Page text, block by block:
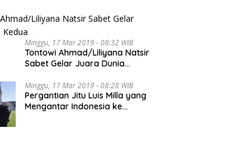
Minggu, 17 Mar 2019 - 08:32 WIB
Tontowi Ahmad/Liliyana Natsir
Sabet Gelar Juara Dunia
Minggu, 17 Mar 2019 - 08:28 WIB
Pergantian Jitu Luis Milla yang
Mengantar Indonesia ke